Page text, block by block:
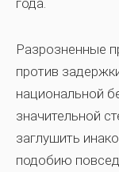
года.
Разрозненные
против
национальной
значительной
заглушить
подобию